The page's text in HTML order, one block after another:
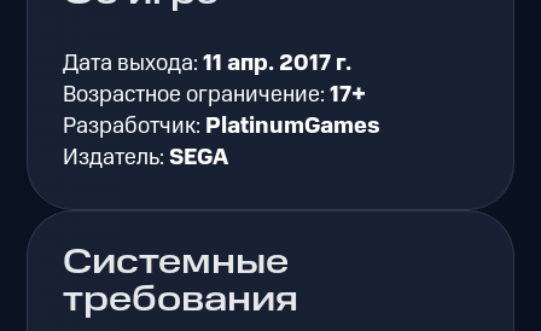
Дата выхода:11 апр. 2017 г.
Возрастное ограничение:17+
Разработчик: PlatinumGames
Издатель:SEGA
Системные
требования